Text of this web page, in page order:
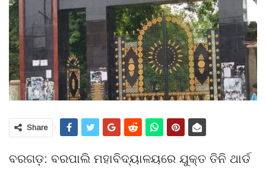
Share
ବରଗଡ଼: ବରପାଲି ମହାବିଦ୍ୟାଳୟରେ ଯୁକ୍ତ ତିନି ଥାର୍ଡ